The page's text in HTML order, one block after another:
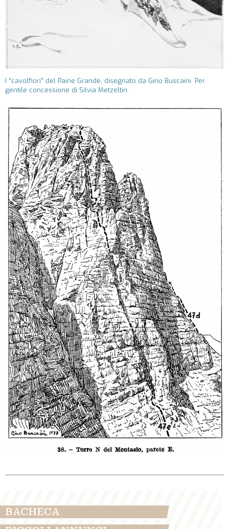
I “cavolfiori” del Paine Grande, disegnato da Gino Buscaini. Per
gentile concessione di Silvia Metzeltin.
BACHECA